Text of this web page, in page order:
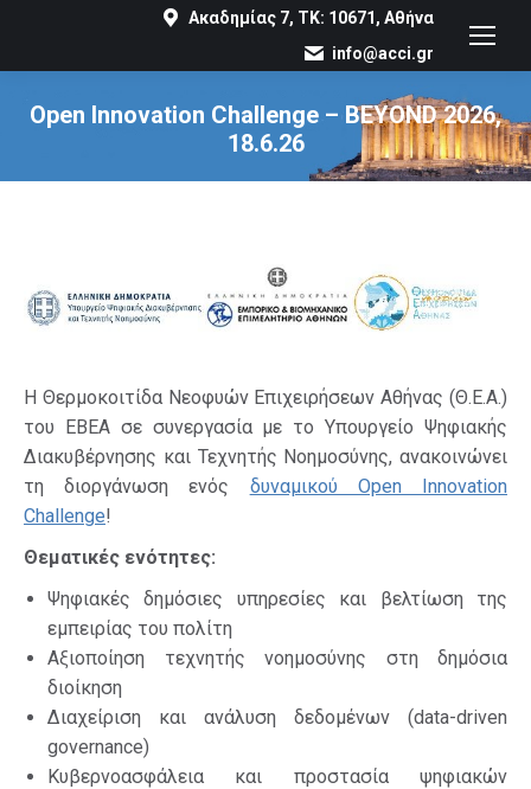
Ακαδημίας 7, ΤΚ: 10671, Αθήνα
info@acci.gr
Open Innovation Challenge – BEYOND 2026,
18.6.26
You are here:
Η Θερμοκοιτίδα Νεοφυών Επιχειρήσεων Αθήνας (Θ.Ε.Α.)
του ΕΒΕΑ σε συνεργασία με το Υπουργείο Ψηφιακής
Διακυβέρνησης και Τεχνητής Νοημοσύνης, ανακοινώνει
τη διοργάνωση ενός δυναμικού Open Innovation
Challenge!
Θεματικές ενότητες:
Ψηφιακές δημόσιες υπηρεσίες και βελτίωση της
εμπειρίας του πολίτη
Αξιοποίηση τεχνητής νοημοσύνης στη δημόσια
διοίκηση
Διαχείριση και ανάλυση δεδομένων (data-driven
governance)
Κυβερνοασφάλεια και προστασία ψηφιακών